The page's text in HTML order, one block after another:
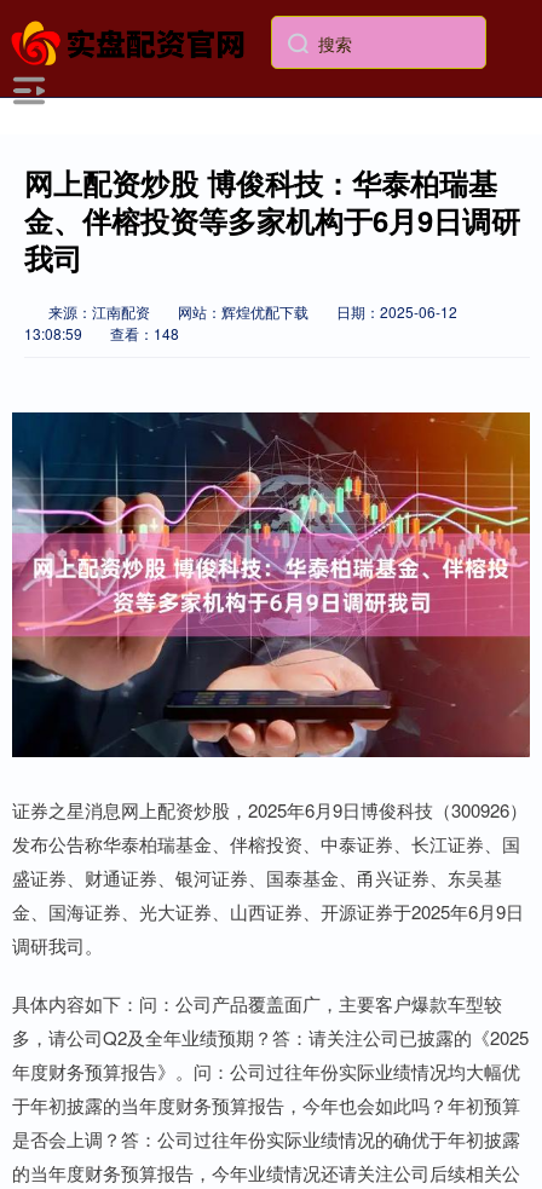
网上配资炒股 博俊科技：华泰柏瑞基
金、伴榕投资等多家机构于6月9日调研
我司
来源：江南配资 网站：辉煌优配下载
日期：2025-06-12
13:08:59
查看：148
证券之星消息网上配资炒股，2025年6月9日博俊科技（300926）
发布公告称华泰柏瑞基金、伴榕投资、中泰证券、长江证券、国
盛证券、财通证券、银河证券、国泰基金、甬兴证券、东吴基
金、国海证券、光大证券、山西证券、开源证券于2025年6月9日
调研我司。
具体内容如下：问：公司产品覆盖面广，主要客户爆款车型较
多，请公司Q2及全年业绩预期？答：请关注公司已披露的《2025
年度财务预算报告》。问：公司过往年份实际业绩情况均大幅优
于年初披露的当年度财务预算报告，今年也会如此吗？年初预算
是否会上调？答：公司过往年份实际业绩情况的确优于年初披露
的当年度财务预算报告，今年业绩情况还请关注公司后续相关公